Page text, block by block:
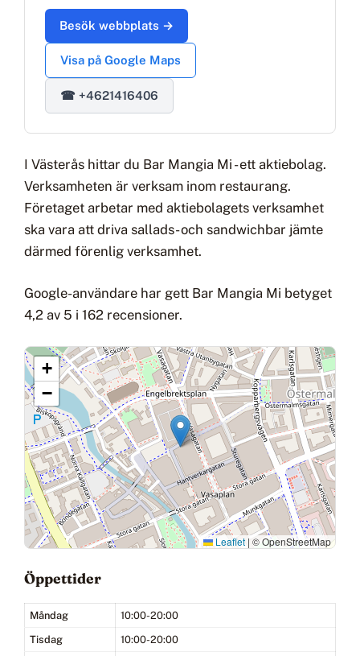
Besök webbplats →
Visa på Google Maps
☎ +4621416406
I Västerås hittar du Bar Mangia Mi - ett aktiebolag.
Verksamheten är verksam inom restaurang.
Företaget arbetar med aktiebolagets verksamhet
ska vara att driva sallads- och sandwichbar jämte
därmed förenlig verksamhet.
Google-användare har gett Bar Mangia Mi betyget
4,2 av 5 i 162 recensioner.
+
−
Leaflet | © OpenStreetMap
Öppettider
Måndag
10:00-20:00
Tisdag
10:00-20:00